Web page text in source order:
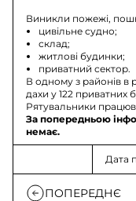
Виникли пожежі,
цивільне судно;
склад;
житлові будинки;
приватний сектор.
В одному з районів в
дахи у 122 приватних
Рятувальники
За попередньою
немає.
Дата
ПОПЕРЕДНЄ